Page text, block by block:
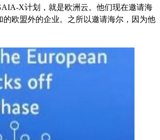
X计划，就是欧洲云。他们现在邀请海
欧盟外的企业。之所以邀请海尔，因为他